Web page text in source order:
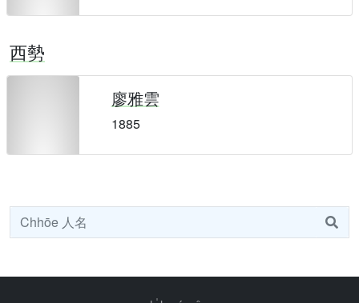
西勢
廖雅雲
1885